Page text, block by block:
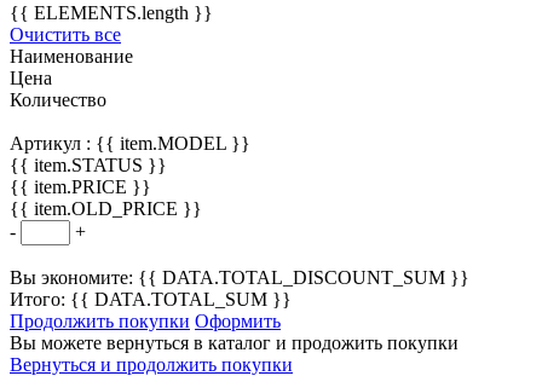
{{ ELEMENTS.length }}
Очистить все
Наименование
Цена
Количество
Артикул : {{ item.MODEL }}
{{ item.STATUS }}
{{ item.PRICE }}
{{ item.OLD_PRICE }}
-
+
Вы экономите: {{ DATA.TOTAL_DISCOUNT_SUM }}
Итого: {{ DATA.TOTAL_SUM }}
Продолжить покупки Оформить
Вы можете вернуться в каталог и продожить покупки
Вернуться и продолжить покупки